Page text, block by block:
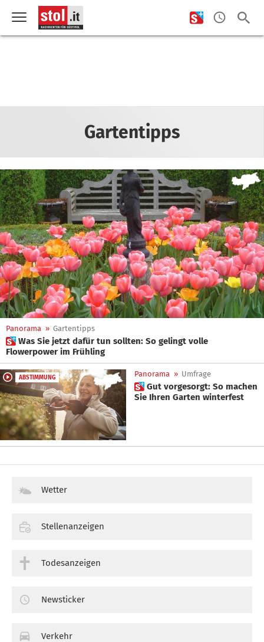
Gartentipps
Panorama » Gartentipps
 Was Sie jetzt dafür tun sollten: So gelingt volle
Flowerpower im Frühling
ABSTIMMUNG Panorama » Umfrage
 Gut vorgesorgt: So machen
Sie Ihren Garten winterfest
Wetter
Stellenanzeigen
Todesanzeigen
Newsticker
Verkehr